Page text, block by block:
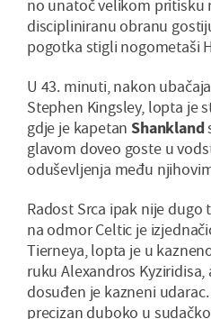
no unatoč velikom pritisku
discipliniranu obranu
pogotka stigli nogometaši
U 43. minuti, nakon
Stephen Kingsley, lopta je
gdje je kapetan Shankland
glavom doveo goste u
oduševljenja među
Radost Srca ipak nije
na odmor Celtic je
Tierneya, lopta je u
ruku Alexandros Kyziridisa,
dosuđen je kazneni
precizan duboko u